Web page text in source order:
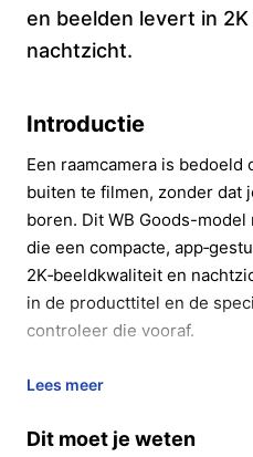
en beelden levert in 2K
nachtzicht.
Introductie
Een raamcamera is bedoeld
buiten te filmen, zonder dat
boren. Dit WB Goods-
die een compacte,
2K‑beeldkwaliteit en
in de producttitel en de
controleer die vooraf.
In 20 seconden
buiten vanaf je raam te
Lees meer
Dit moet je weten